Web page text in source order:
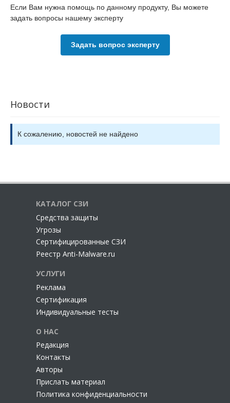
Если Вам нужна помощь по данному продукту, Вы можете
задать вопросы нашему эксперту
Задать вопрос эксперту
Новости
К сожалению, новостей не найдено
КАТАЛОГ СЗИ
Cредства защиты
Угрозы
Сертифицированные СЗИ
Реестр Anti-Malware.ru
УСЛУГИ
Реклама
Сертификация
Индивидуальные тесты
О НАС
Редакция
Контакты
Авторы
Прислать материал
Политика конфиденциальности